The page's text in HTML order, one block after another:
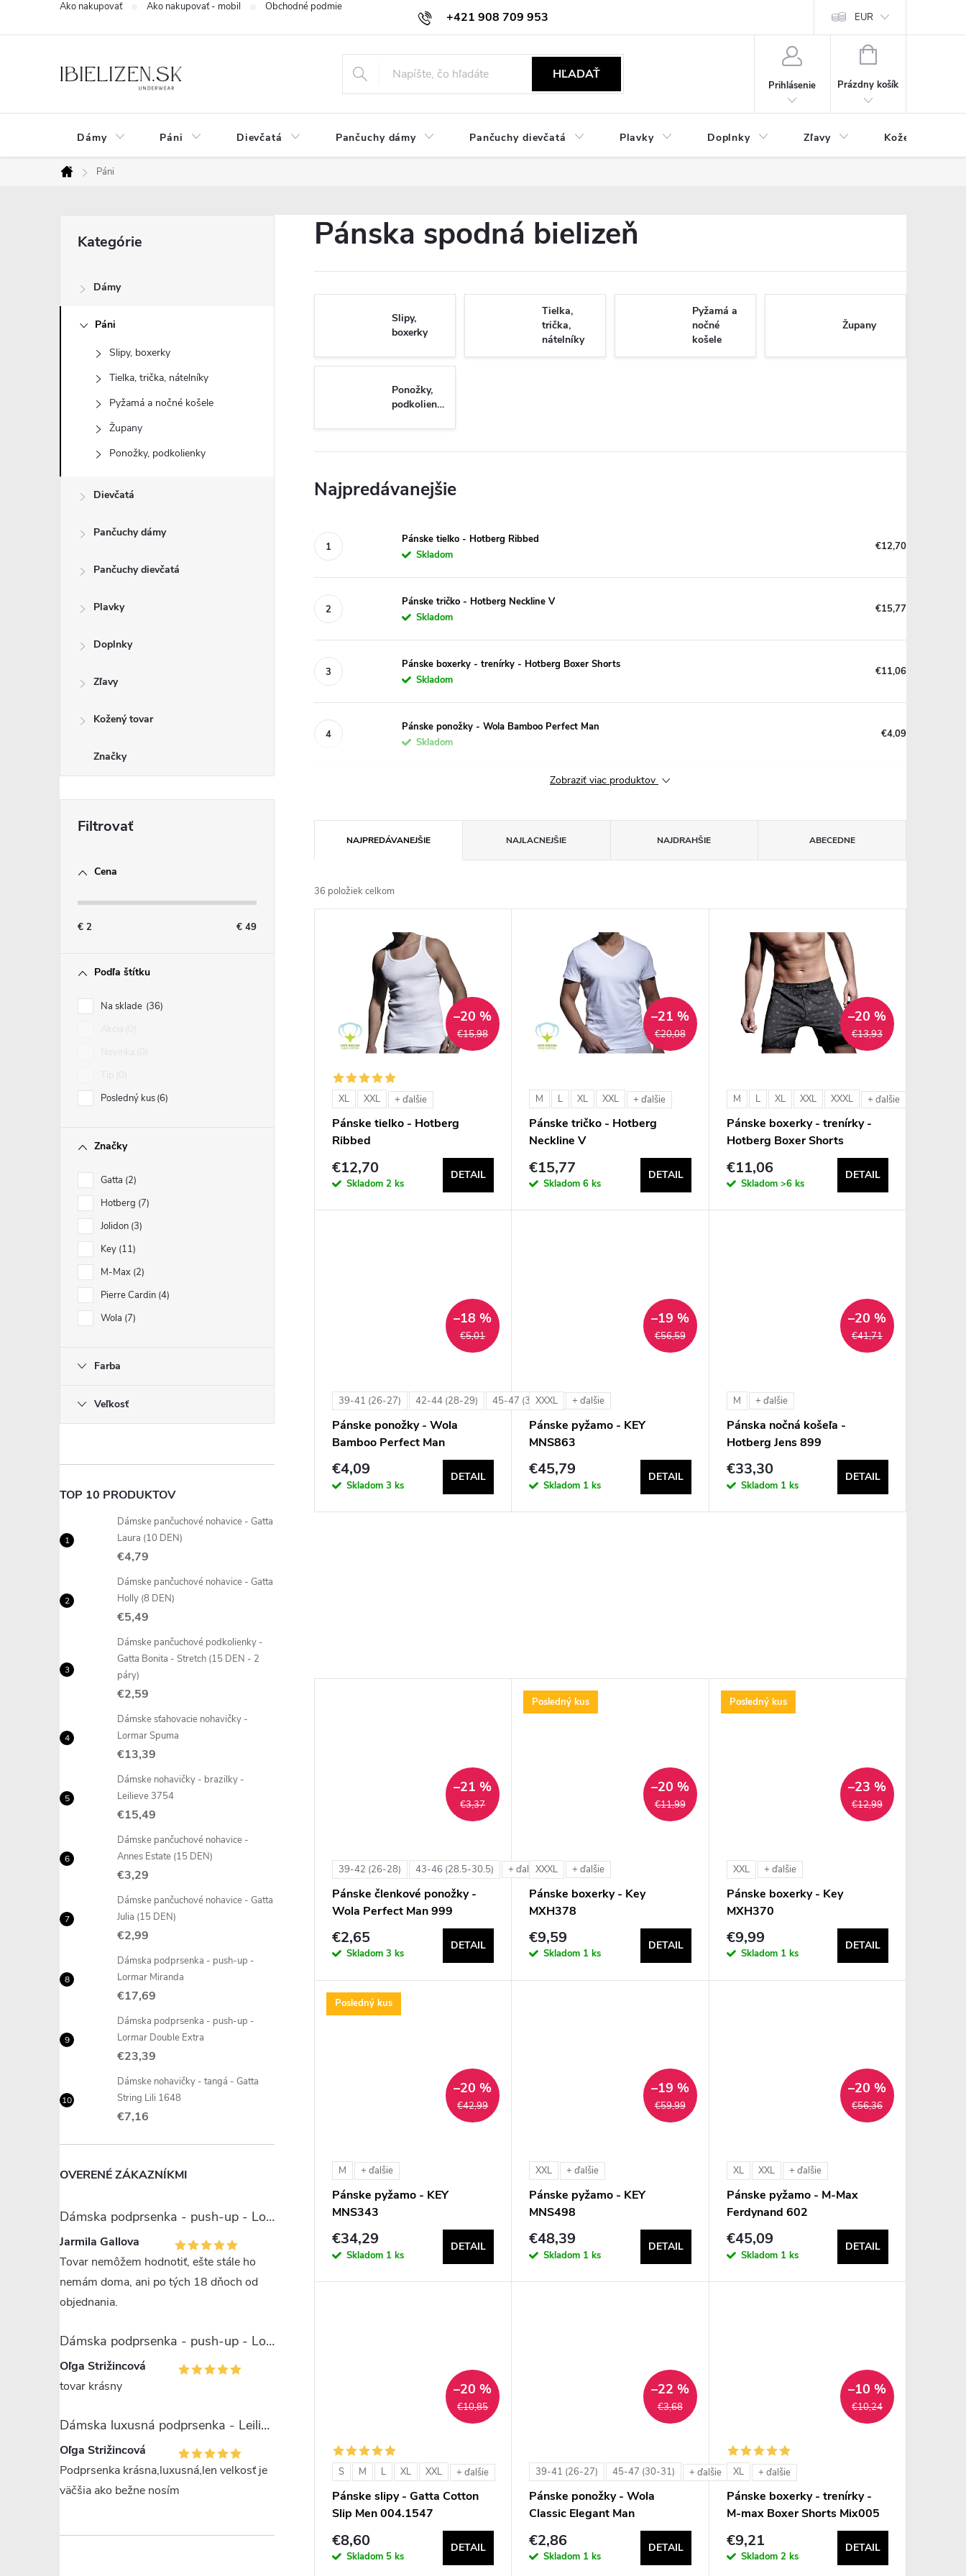
+421 908 709 953
objednavky@ibielizen.sk
Ako nakupovať Ako nakupovať - mobil Obchodné podmienky
EUR
HĽADAŤ
Prihlásenie
NÁKUPNÝ
Prázdny košík
Dámy Páni Dievčatá Pančuchy dámy Pančuchy dievčatá Plavky Doplnky Zľavy Kožený tovar
Domov
Páni
č
n
kategórie
Kategórie
Dámy
Páni
Slipy, boxerky
Tielka, trička, nátelníky
Pyžamá a nočné košele
Župany
Ponožky, podkolienky
Dievčatá
Pančuchy dámy
Pančuchy dievčatá
Plavky
Doplnky
Zľavy
Kožený tovar
Značky
Cena
€ 2 € 49
Podľa štítku
Na sklade 36
Posledný kus 6
Značky
Gatta 2
Hotberg 7
Jolidon 3
Key 11
M-Max 2
Pierre Cardin 4
Wola 7
Farba
Veľkosť
TOP 10 PRODUKTOV
Dámske pančuchové nohavice - Gatta
Laura (10 DEN)
€4,79
Dámske pančuchové nohavice - Gatta
Holly (8 DEN)
€5,49
Dámske pančuchové podkolienky -
Gatta Bonita - Stretch (15 DEN - 2
páry)
€2,59
Dámske sťahovacie nohavičky -
Lormar Spuma
€13,39
Dámske nohavičky - brazilky -
Leilieve 3754
€15,49
Dámske pančuchové nohavice -
Annes Estate (15 DEN)
€3,29
Dámske pančuchové nohavice - Gatta
Julia (15 DEN)
€2,99
Dámska podprsenka - push-up -
Lormar Miranda
€17,69
Dámska podprsenka - push-up -
Lormar Double Extra
€23,39
Dámske nohavičky - tangá - Gatta
String Lili 1648
€7,16
OVERENÉ ZÁKAZNÍKMI
Dámska podprsenka - push-up - Lormar Miranda
Jarmila Gallova
Tovar nemôžem hodnotiť, ešte stále ho
nemám doma, ani po tých 18 dňoch od
objednania.
Dámska podprsenka - push-up - Lormar Saten Soft up
Oľga Strižincová
tovar krásny
Dámska luxusná podprsenka - Leilieve 7743
Oľga Strižincová
Podprsenka krásna,luxusná,len velkosť je
väčšia ako bežne nosím
Pánska spodná bielizeň
Slipy,
boxerky
Tielka,
trička,
nátelníky
Pyžamá a
nočné
košele
Župany
Ponožky,
podkolienky
Najpredávanejšie
Pánske tielko - Hotberg Ribbed
Skladom
€12,70
Pánske tričko - Hotberg Neckline V
Skladom
€15,77
Pánske boxerky - trenírky - Hotberg Boxer Shorts
Skladom
€11,06
Pánske ponožky - Wola Bamboo Perfect Man
Skladom
€4,09
Zobraziť viac produktov
a
d
NAJPREDÁVANEJŠIE NAJLACNEJŠIE NAJDRAHŠIE ABECEDNE
36 položiek celkom
d
€15,98
–20 %
XL XXL + ďalšie
Pánske tielko - Hotberg
Ribbed
€12,70
Skladom 2 ks
DETAIL
€20,08
–21 %
M L XL XXL + ďalšie
Pánske tričko - Hotberg
Neckline V
€15,77
Skladom6 ks
DETAIL
€13,93
–20 %
M L XL XXL XXXL + ďalšie
Pánske boxerky - trenírky -
Hotberg Boxer Shorts
€11,06
Skladom >6 ks
DETAIL
€5,01
–18 %
39-41 (26-27) 42-44 (28-29) 45-47 (30-31) + ďalšie
Pánske ponožky - Wola
Bamboo Perfect Man
€4,09
Skladom 3 ks
DETAIL
€56,59
–19 %
XXXL + ďalšie
Pánske pyžamo - KEY
MNS863
€45,79
Skladom 1 ks
DETAIL
€41,71
–20 %
M + ďalšie
Pánska nočná košeľa -
Hotberg Jens 899
€33,30
Skladom 1 ks
DETAIL
€3,37
–21 %
39-42 (26-28) 43-46 (28.5-30.5) + ďalšie
Pánske členkové ponožky -
Wola Perfect Man 999
€2,65
Skladom 3 ks
DETAIL
Posledný kus
€11,99
–20 %
XXXL + ďalšie
Pánske boxerky - Key
MXH378
€9,59
Skladom 1 ks
DETAIL
Posledný kus
€12,99
–23 %
XXL + ďalšie
Pánske boxerky - Key
MXH370
€9,99
Skladom 1 ks
DETAIL
Posledný kus
€42,99
–20 %
M + ďalšie
Pánske pyžamo - KEY
MNS343
€34,29
Skladom 1 ks
DETAIL
€59,99
–19 %
XXL + ďalšie
Pánske pyžamo - KEY
MNS498
€48,39
Skladom 1 ks
DETAIL
€56,36
–20 %
XL XXL + ďalšie
Pánske pyžamo - M-Max
Ferdynand 602
€45,09
Skladom 1 ks
DETAIL
€10,85
–20 %
S M L XL XXL + ďalšie
Pánske slipy - Gatta Cotton
Slip Men 004.1547
€8,60
Skladom 5 ks
DETAIL
€3,68
–22 %
39-41 (26-27) 45-47 (30-31) + ďalšie
Pánske ponožky - Wola
Classic Elegant Man
€2,86
Skladom 1 ks
DETAIL
€10,24
–10 %
XL + ďalšie
Pánske boxerky - trenírky -
M-max Boxer Shorts Mix005
€9,21
Skladom 2 ks
DETAIL